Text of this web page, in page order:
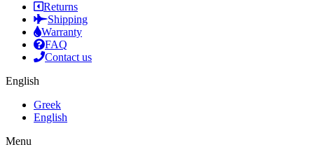
Returns
Shipping
Warranty
FAQ
Contact us
English
Greek
English
Menu